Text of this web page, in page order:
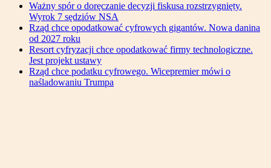
Ważny spór o doręczanie decyzji fiskusa rozstrzygnięty.
Wyrok 7 sędziów NSA
Rząd chce opodatkować cyfrowych gigantów. Nowa danina
od 2027 roku
Resort cyfryzacji chce opodatkować firmy technologiczne.
Jest projekt ustawy
Rząd chce podatku cyfrowego. Wicepremier mówi o
naśladowaniu Trumpa